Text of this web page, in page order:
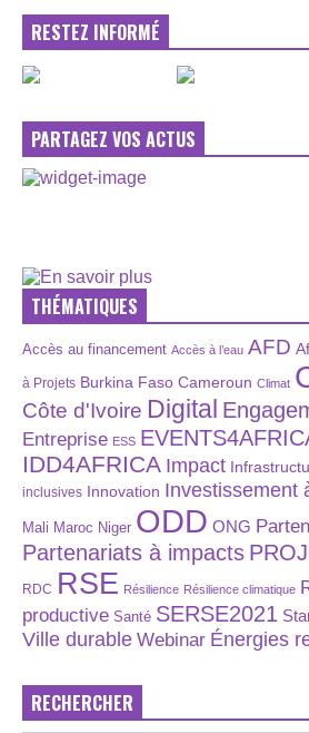
RESTEZ INFORMÉ
PARTAGEZ VOS ACTUS
THÉMATIQUES
Accès au financement Accès à l’eau AFD
à Projets Burkina Faso Cameroun Climat
Côte d'Ivoire Digital
Entreprise ESS
IDD4AFRICA Impact
inclusives Innovation Investissement
Mali Maroc Niger ODD ONG
Partenariats à impacts
RDC RSE Résilience Résilience climatique
productive Santé SERSE2021
Ville durable Webinar Énergies
RECHERCHER